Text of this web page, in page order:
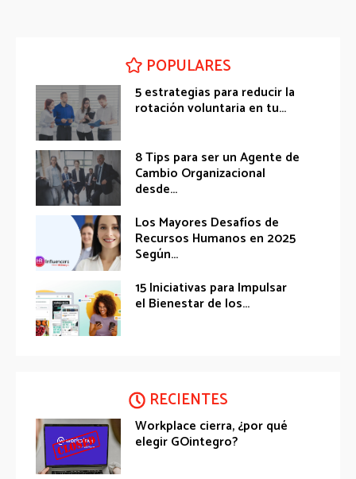
POPULARES
5 estrategias para reducir la
rotación voluntaria en tu...
8 Tips para ser un Agente de
Cambio Organizacional
desde...
Los Mayores Desafíos de
Recursos Humanos en 2025
Según...
15 Iniciativas para Impulsar
el Bienestar de los...
RECIENTES
Workplace cierra, ¿por qué
elegir GOintegro?